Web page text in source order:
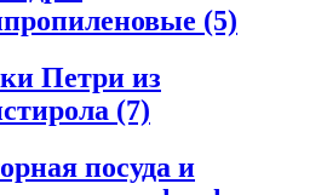
(5)
Петри из
(7)
посуда и